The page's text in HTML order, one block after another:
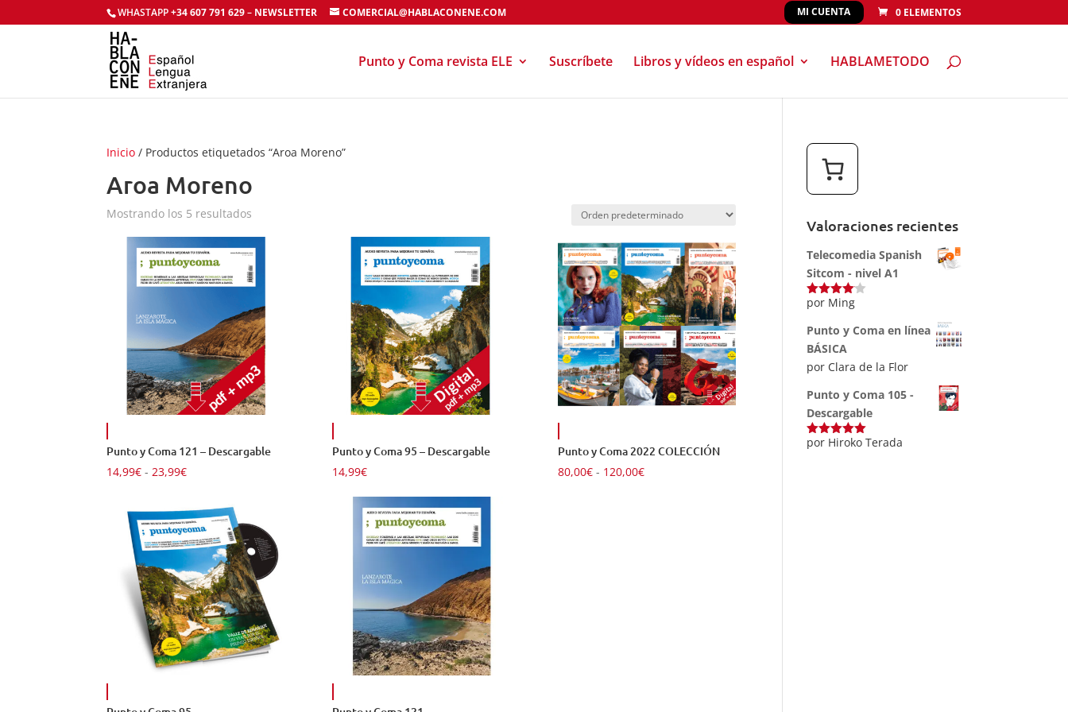
WHASTAPP+34 607 791 629– NEWSLETTER COMERCIAL@HABLACONENE.COM MI CUENTA 0 ELEMENTOS
Punto y Coma revista ELE Suscríbete Libros y vídeos en español HABLAMETODO
Inicio / Productos etiquetados “Aroa Moreno”
Aroa Moreno
Mostrando los 5 resultados
Punto y Coma 121 – Descargable
14,99€ - 23,99€Rango
precios:
desde
14,99€
hasta
23,99€
Punto y Coma 95 – Descargable
14,99€
Punto y Coma 2022 COLECCIÓN
80,00€ - 120,00€Rango
Valoraciones recientes
Telecomedia Spanish
Sitcom - nivel A1
Valorado
5
por Ming
Punto y Coma en línea
BÁSICA
por Clara de la Flor
Punto y Coma 105 -
Descargable
Valorado
por Hiroko Terada